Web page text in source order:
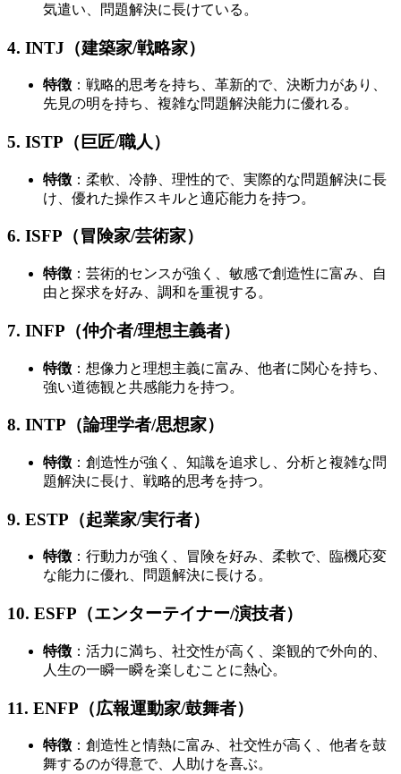
気遣い、問題解決に長けている。
4. INTJ（建築家/戦略家）
特徴 ：戦略的思考を持ち、革新的で、決断力があり、
先見の明を持ち、複雑な問題解決能力に優れる。
5. ISTP（巨匠/職人）
特徴 ：柔軟、冷静、理性的で、実際的な問題解決に長
け、優れた操作スキルと適応能力を持つ。
6. ISFP（冒険家/芸術家）
特徴 ：芸術的センスが強く、敏感で創造性に富み、自
由と探求を好み、調和を重視する。
7. INFP（仲介者/理想主義者）
特徴 ：想像力と理想主義に富み、他者に関心を持ち、
強い道徳観と共感能力を持つ。
8. INTP（論理学者/思想家）
特徴 ：創造性が強く、知識を追求し、分析と複雑な問
題解決に長け、戦略的思考を持つ。
9. ESTP（起業家/実行者）
特徴 ：行動力が強く、冒険を好み、柔軟で、臨機応変
な能力に優れ、問題解決に長ける。
10. ESFP（エンターテイナー/演技者）
特徴 ：活力に満ち、社交性が高く、楽観的で外向的、
人生の一瞬一瞬を楽しむことに熱心。
11. ENFP（広報運動家/鼓舞者）
特徴 ：創造性と情熱に富み、社交性が高く、他者を鼓
舞するのが得意で、人助けを喜ぶ。